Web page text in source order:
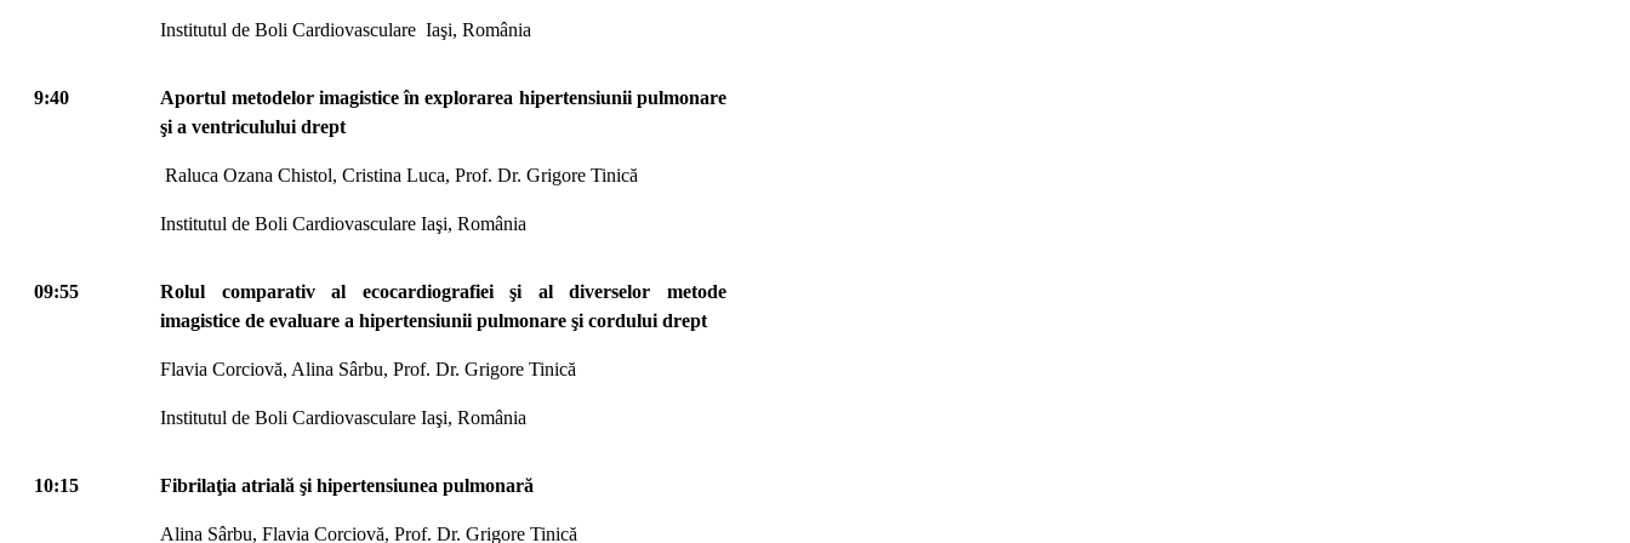
Institutul de Boli Cardiovasculare Iaşi, România
9:40
Aportul metodelor imagistice în explorarea hipertensiunii pulmonare
şi a ventriculului drept
Raluca Ozana Chistol, Cristina Luca, Prof. Dr. Grigore Tinică
Institutul de Boli Cardiovasculare Iaşi, România
09:55
Rolul comparativ al ecocardiografiei şi al diverselor metode
imagistice de evaluare a hipertensiunii pulmonare şi cordului drept
Flavia Corciovă, Alina Sârbu, Prof. Dr. Grigore Tinică
Institutul de Boli Cardiovasculare Iaşi, România
10:15 Fibrilaţia atrială şi hipertensiunea pulmonară
Alina Sârbu, Flavia Corciovă, Prof. Dr. Grigore Tinică